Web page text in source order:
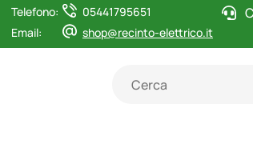
Telefono:
05441795651
Email:
shop@recinto-elettrico.it